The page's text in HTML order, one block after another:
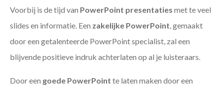
Voorbij is de tijd van PowerPoint presentaties met te veel
slides en informatie. Een zakelijke PowerPoint, gemaakt
door een getalenteerde PowerPoint specialist, zal een
blijvende positieve indruk achterlaten op al je luisteraars.
Door een goede PowerPoint te laten maken door een